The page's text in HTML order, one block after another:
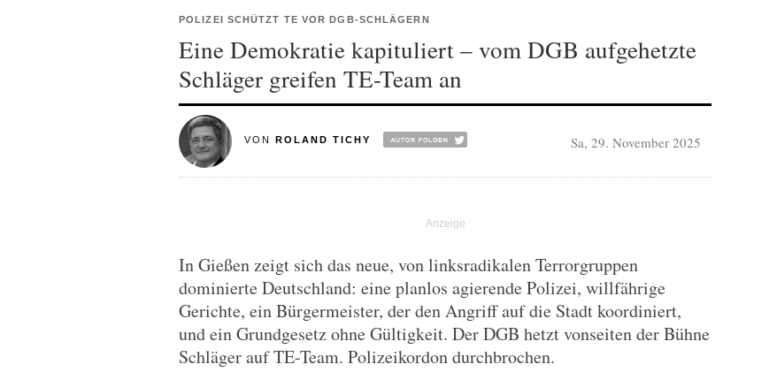
POLIZEI SCHÜTZT TE VOR DGB-SCHLÄGERN
Eine Demokratie kapituliert – vom DGB aufgehetzte
Schläger greifen TE-Team an
VON ROLAND TICHY Sa, 29. November 2025
In Gießen zeigt sich das neue, von linksradikalen Terrorgruppen
dominierte Deutschland: eine planlos agierende Polizei, willfährige
Gerichte, ein Bürgermeister, der den Angriff auf die Stadt koordiniert,
und ein Grundgesetz ohne Gültigkeit. Der DGB hetzt vonseiten der Bühne
Schläger auf TE-Team. Polizeikordon durchbrochen.